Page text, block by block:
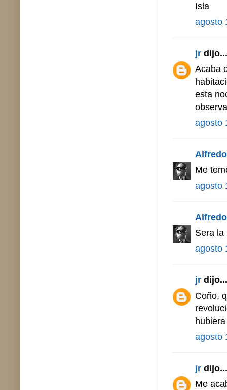
Isla
agosto
jr dijo...
Acaba
esta
agosto
Me
agosto
Sera la
agosto
jr dijo...
Coño,
agosto
jr dijo...
Me